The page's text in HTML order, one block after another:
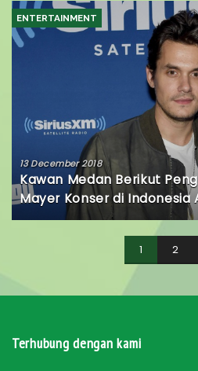
ENTERTAINMENT
13 December 2018
Kawan Medan Berikut
Mayer Konser di Indonesia
1 2
Terhubung dengan kami